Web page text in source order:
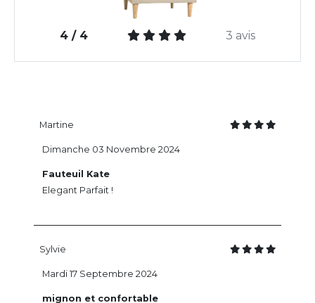
4 / 4 3 avis
Martine
Fauteuil Kate
Elegant Parfait !
Dimanche 03 Novembre 2024
Sylvie
mignon et confortable
Mardi 17 Septembre 2024